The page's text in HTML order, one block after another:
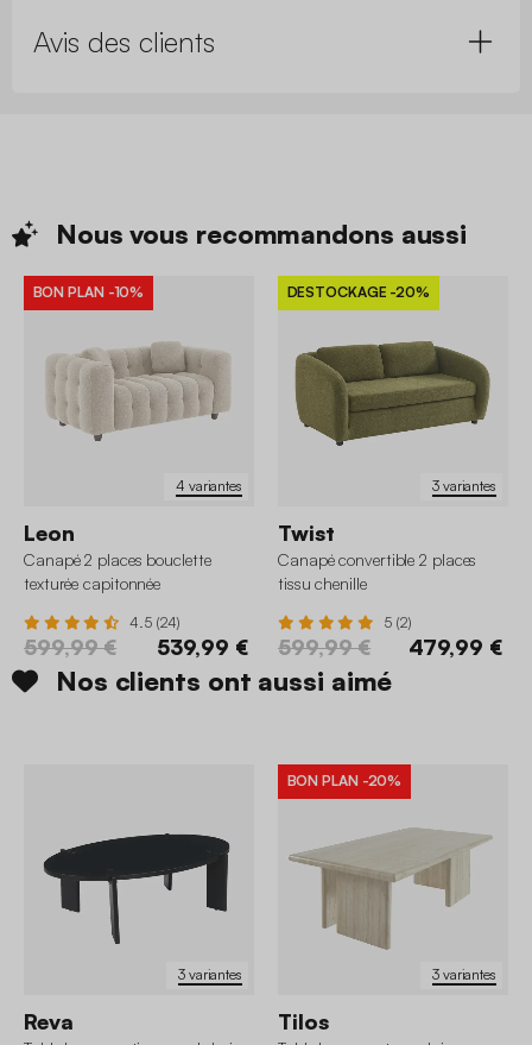
Avis des clients
Nous vous recommandons aussi
4 variantes
BON PLAN -10%
Leon
Canapé 2 places bouclette
texturée capitonnée
4.5 (24)
599,99 € 539,99 €
3 variantes
DESTOCKAGE -20%
Twist
Canapé convertible 2 places
tissu chenille
5 (2)
599,99 € 479,99 €
Nos clients ont aussi aimé
3 variantes
Reva
3 variantes
BON PLAN -20%
Tilos